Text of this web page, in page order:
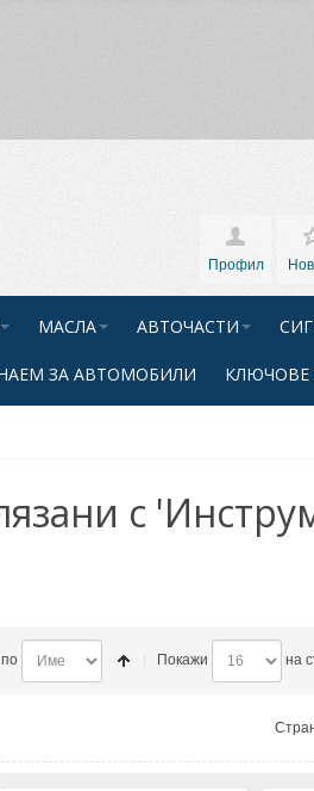
Профил
МАСЛА АВТОЧАСТИ
ЗА АВТОМОБИЛИ КЛЮЧОВЕ
с
Покажи на